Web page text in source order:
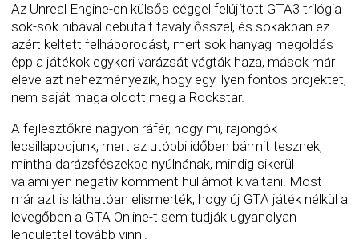
Az Unreal Engine-en külsős céggel felújított GTA3 trilógia
sok-sok hibával debütált tavaly ősszel, és sokakban ez
azért keltett felháborodást, mert sok hanyag megoldás
épp a játékok egykori varázsát vágták haza, mások már
eleve azt nehezményezik, hogy egy ilyen fontos projektet,
nem saját maga oldott meg a Rockstar.
A fejlesztőkre nagyon ráfér, hogy mi, rajongók
lecsillapodjunk, mert az utóbbi időben bármit tesznek,
mintha darázsfészekbe nyúlnának, mindig sikerül
valamilyen negatív komment hullámot kiváltani. Most
már azt is láthatóan elismerték, hogy új GTA játék nélkül a
levegőben a GTA Online-t sem tudják ugyanolyan
lendülettel tovább vinni.